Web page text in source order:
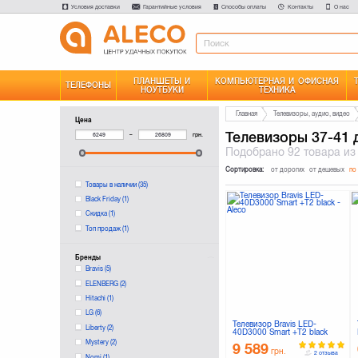
Условия доставки Гарантийные условия Способы оплаты Контакты О нас
ТЕЛЕФОНЫ
ПЛАНШЕТЫ И
НОУТБУКИ
КОМПЬЮТЕРНАЯ И ОФИСНАЯ
ТЕХНИКА
Цена
– грн.
Товары в наличии(35)
Black Friday(1)
Скидка(1)
Топ продаж(1)
Бренды
Bravis(5)
ELENBERG(2)
Hitachi(1)
LG(6)
Liberty(2)
Mystery(2)
Главная Телевизоры, аудио, видео
Телевизоры 37-41
Подобрано92 товара
Сортировка: от дорогих от дешевых по
Телевизор Bravis LED-
40D3000 Smart +T2 black
9 589 грн. 2 отзыва